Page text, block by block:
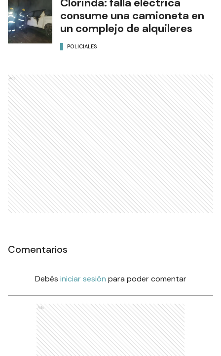
consume una camioneta en
un complejo de alquileres
POLICIALES
Ads
Comentarios
Debés iniciar sesión para poder comentar
Ads